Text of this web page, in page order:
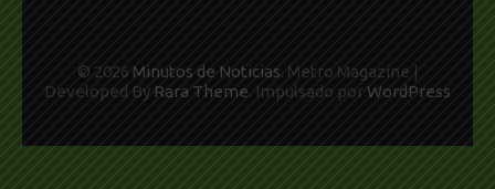
© 2026 Minutos de Noticias. Metro Magazine |
Developed By Rara Theme. Impulsado porWordPress